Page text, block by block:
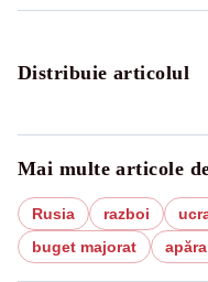
Distribuie articolul
Mai multe articole
Rusia razboi
buget majorat